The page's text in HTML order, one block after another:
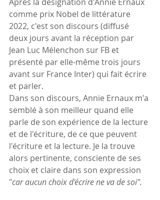
comme prix Nobel de littérature
2022, c'est son discours (diffusé
deux jours avant la réception par
Jean Luc Mélenchon sur FB et
présenté par elle-même trois jours
avant sur France Inter) qui fait écrire
et parler.
Dans son discours, Annie Ernaux m'a
semblé à son meilleur quand elle
parle de son expérience de la lecture
et de l'écriture, de ce que peuvent
l'écriture et la lecture. Je la trouve
alors pertinente, consciente de ses
choix et claire dans son expression
"car aucun choix d'écrire ne va de soi".